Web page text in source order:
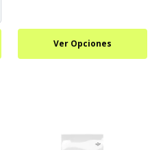
Ver Opciones